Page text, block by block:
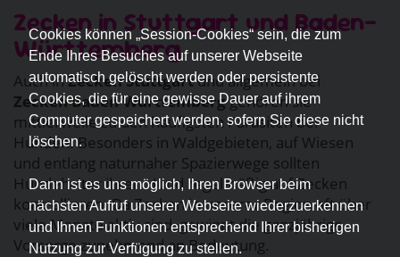
Cookies können „Session-Cookies“ sein, die zum
Ende Ihres Besuches auf unserer Webseite
automatisch gelöscht werden oder persistente
Cookies, die für eine gewisse Dauer auf ihrem
Computer gespeichert werden, sofern Sie diese nicht
löschen.
Dann ist es uns möglich, Ihren Browser beim
nächsten Aufruf unserer Webseite wiederzuerkennen
und Ihnen Funktionen entsprechend Ihrer bisherigen
Nutzung zur Verfügung zu stellen.
Zecken in Stuttgart und Baden-
Württemberg
Auch inZecken Stuttgartund allgemein bei
Zecken Baden-Württemberggehören sie
mittlerweile zu den häufigsten Parasiten bei
Hunden. Besonders in Waldgebieten, auf Wiesen
und entlang naturnaher Spazierwege sollten
Hundehalter ihren Hund regelmäßig auf Zecken
kontrollieren. Da Zecken in unserer Region oft über
viele Monate aktiv sind, gewinnt die ganzjährige
Vorsorge zunehmend an Bedeutung.